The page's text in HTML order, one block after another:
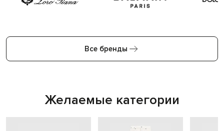
Все бренды
Желаемые категории